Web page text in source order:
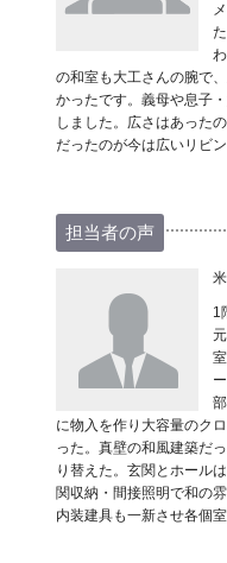
の和室も大工さんの腕で
かったです。義母や息子
しました。広さはあった
だったのが今は広いリビ
担当者の声
1
に物入を作り大容量のク
った。真壁の和風建築だ
り替えた。玄関とホール
関収納・間接照明で和の
内装建具も一新させ各個室